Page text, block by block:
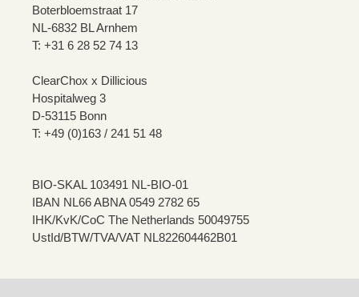
Boterbloemstraat 17
NL-6832 BL Arnhem
T: +31 6 28 52 74 13
ClearChox x Dillicious
Hospitalweg 3
D-53115 Bonn
T: +49 (0)163 / 241 51 48
BIO-SKAL 103491 NL-BIO-01
IBAN NL66 ABNA 0549 2782 65
IHK/KvK/CoC The Netherlands 50049755
UstId/BTW/TVA/VAT NL822604462B01